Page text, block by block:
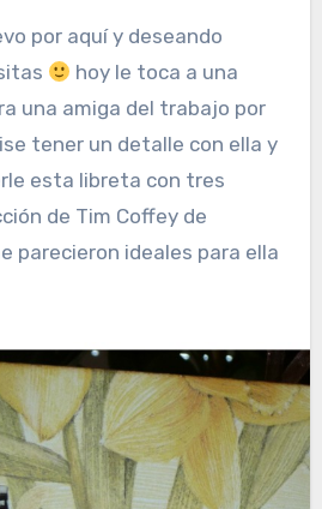
por aquí y deseando
hoy le toca a una
una amiga del trabajo por
tener un detalle con ella y
esta libreta con tres
de Tim Coffey de
parecieron ideales para ella